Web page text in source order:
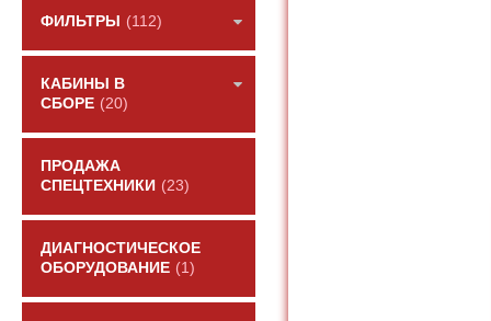
ФИЛЬТРЫ (112)
КАБИНЫ В
СБОРЕ (20)
ПРОДАЖА
СПЕЦТЕХНИКИ (23)
ДИАГНОСТИЧЕСКОЕ
ОБОРУДОВАНИЕ (1)